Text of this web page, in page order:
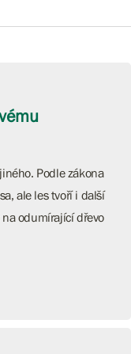
Podle zákona
ale les tvoří i další
odumírající dřevo